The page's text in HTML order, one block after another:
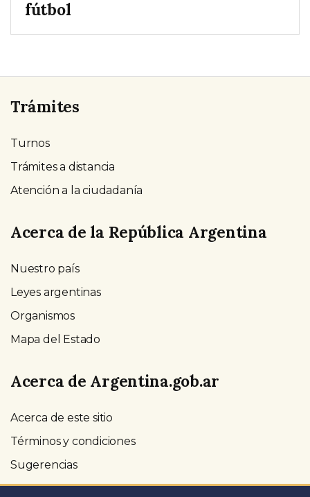
fútbol
Trámites
Turnos
Trámites a distancia
Atención a la ciudadanía
Acerca de la República Argentina
Nuestro país
Leyes argentinas
Organismos
Mapa del Estado
Acerca de Argentina.gob.ar
Acerca de este sitio
Términos y condiciones
Sugerencias